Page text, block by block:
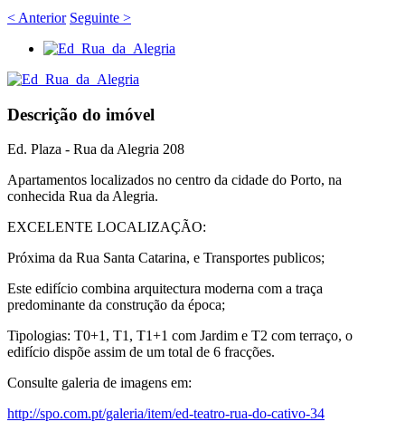
< Anterior Seguinte >
Descrição do imóvel
Ed. Plaza - Rua da Alegria 208
Apartamentos localizados no centro da cidade do Porto, na
conhecida Rua da Alegria.
EXCELENTE LOCALIZAÇÃO:
Próxima da Rua Santa Catarina, e Transportes publicos;
Este edifício combina arquitectura moderna com a traça
predominante da construção da época;
Tipologias: T0+1, T1, T1+1 com Jardim e T2 com terraço, o
edifício dispõe assim de um total de 6 fracções.
Consulte galeria de imagens em:
http://spo.com.pt/galeria/item/ed-teatro-rua-do-cativo-34